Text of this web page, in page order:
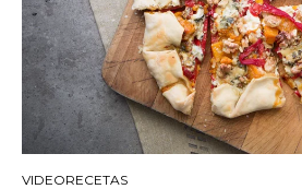
VIDEORECETAS